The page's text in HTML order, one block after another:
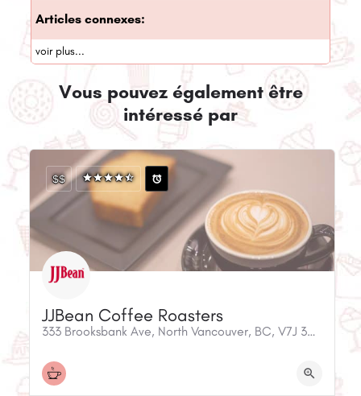
Articles connexes:
voir plus...
Vous pouvez également être
intéressé par
JJBean Coffee Roasters
333 Brooksbank Ave, North Vancouver, BC, V7J 3S8, Canada
$$